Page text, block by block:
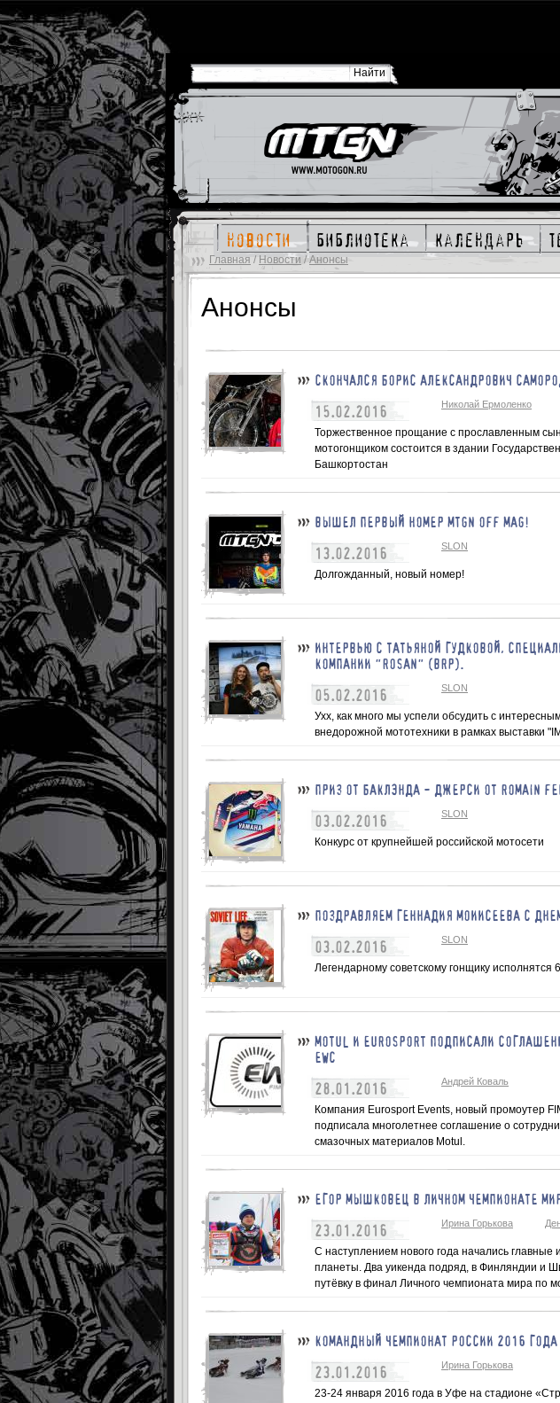
новости библиотека календарь
Главная / Новости /Анонсы
Анонсы
СКОНЧАЛСЯ БОРИС АЛЕКСАНДРОВИЧ
15.02.2016 Николай Ермоленко
Торжественное прощание с прославленным
мотогонщиком состоится в здании
Башкортостан
ВЫШЕЛ ПЕРВЫЙ НОМЕР MTGN OFF MAG!
13.02.2016 SLON
Долгожданный, новый номер!
ИНТЕРВЬЮ С ТАТЬЯНОЙ ГУДКОВОЙ,
КОМПАНИИ "ROSAN" (BRP).
05.02.2016 SLON
Ухх, как много мы успели обсудить с
внедорожной мототехники в рамках выставки
ПРИЗ ОТ БАКЛЭНДА - ДЖЕРСИ ОТ ROMAIN
03.02.2016 SLON
Конкурс от крупнейшей российской мотосети
ПОЗДРАВЛЯЕМ ГЕННАДИЯ МОИИСЕЕВА С
03.02.2016 SLON
Легендарному советскому гонщику исполнятся
MOTUL И EUROSPORT ПОДПИСАЛИ
EWC
28.01.2016 Андрей Коваль
Компания Eurosport Events, новый промоутер
подписала многолетнее соглашение о
смазочных материалов Motul.
ЕГОР МЫШКОВЕЦ В ЛИЧНОМ ЧЕМПИОНАТЕ
23.01.2016 Ирина Горькова
С наступлением нового года начались
планеты. Два уикенда подряд, в Финляндии и
путёвку в финал Личного чемпионата мира по
КОМАНДНЫЙ ЧЕМПИОНАТ РОССИИ 2016
23.01.2016 Ирина Горькова
23-24 января 2016 года в Уфе на стадионе